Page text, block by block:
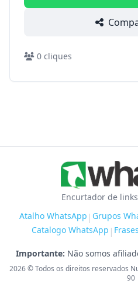
0 cliques
Encurtador de
Atalho WhatsApp | Grupos
Catalogo WhatsApp |
Importante: Não somos
2026© Todos os direitos reservados
90